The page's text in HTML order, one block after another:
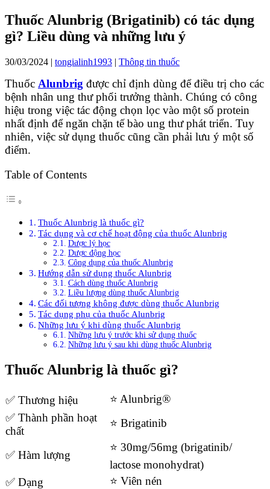
Thuốc Alunbrig (Brigatinib) có tác dụng
gì? Liều dùng và những lưu ý
30/03/2024 | tongialinh1993 | Thông tin thuốc
Thuốc Alunbrig được chỉ định dùng để điều trị cho các
bệnh nhân ung thư phổi trưởng thành. Chúng có công
hiệu trong việc tác động chọn lọc vào một số protein
nhất định để ngăn chặn tế bào ung thư phát triển. Tuy
nhiên, việc sử dụng thuốc cũng cần phải lưu ý một số
điểm.
Table of Contents
Thuốc Alunbrig là thuốc gì?
Tác dụng và cơ chế hoạt động của thuốc Alunbrig
Dược lý học
Dược động học
Công dụng của thuốc Alunbrig
Hướng dẫn sử dụng thuốc Alunbrig
Cách dùng thuốc Alunbrig
Liều lượng dùng thuốc Alunbrig
Các đối tượng không được dùng thuốc Alunbrig
Tác dụng phụ của thuốc Alunbrig
Những lưu ý khi dùng thuốc Alunbrig
Những lưu ý trước khi sử dụng thuốc
Những lưu ý sau khi dùng thuốc Alunbrig
Thuốc Alunbrig là thuốc gì?
✅ Thương hiệu ⭐ Alunbrig®
✅ Thành phần hoạt
chất
⭐ Brigatinib
✅ Hàm lượng
⭐ 30mg/56mg (brigatinib/
lactose monohydrat)
✅ Dạng
⭐ Viên nén